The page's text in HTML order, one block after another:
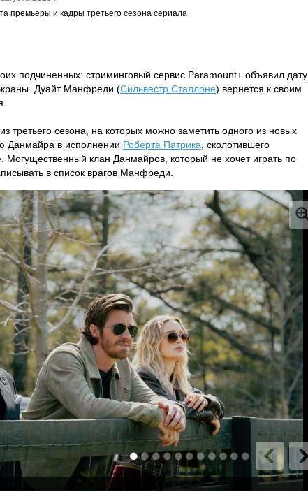
премьеры и кадры третьего сезона сериала
подчиненных: стриминговый сервис Paramount+ объявил дату
Дуайт Манфреди (Сильвестр Сталлоне) вернется к своим
третьего сезона, на которых можно заметить одного из новых
Данмайра в исполнении Роберта Патрика , сколотившего
Могущественный клан Данмайров, который не хочет играть по
в список врагов Манфреди.